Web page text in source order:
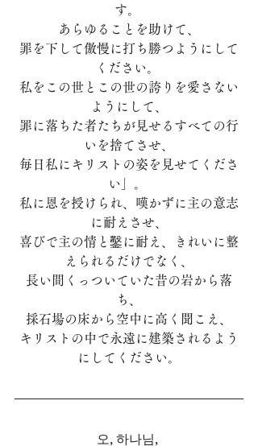
す。
あらゆることを助けて、
罪を下して傲慢に打ち勝つようにして
ください。
私をこの世とこの世の誇りを愛さない
ようにして、
罪に落ちた者たちが見せるすべての行
いを捨てさせ、
毎日私にキリストの姿を見せてくださ
い」。
私に恩を授けられ、嘆かずに主の意志
に耐えさせ、
喜びで主の情と鑿に耐え、きれいに整
えられるだけでなく、
長い間くっついていた昔の岩から落
ち、
採石場の床から空中に高く聞こえ、
キリストの中で永遠に建築されるよう
にしてください。
오, 하나님,